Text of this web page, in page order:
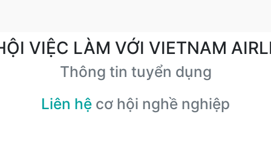
VIỆC LÀM VỚI VIETNAM
Thông tin tuyển dụng
Liên hệ cơ hội nghề nghiệp